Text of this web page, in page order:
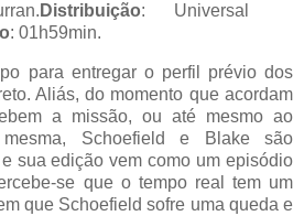
Distribuição: Universal
: 01h59min.
para entregar o perfil prévio dos
Aliás, do momento que acordam
a missão, ou até mesmo ao
mesma, Schoefield e Blake são
sua edição vem como um episódio
se que o tempo real tem um
que Schoefield sofre uma queda e